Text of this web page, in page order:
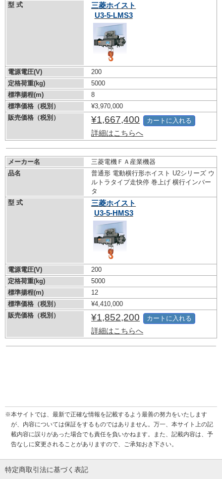
型 式
三菱ホイスト
U3-5-LMS3
電源電圧(V)
200
定格荷重(kg)
5000
標準揚程(m)
8
標準価格（税別）
¥3,970,000
販売価格（税別）
¥1,667,400
詳細はこちらへ
カートに入れる
メーカー名
三菱電機ＦＡ産業機器
品名
普通形 電動横行形ホイスト U2シリーズ ウ
ルトラタイプ走快停 巻上げ 横行インバー
タ
型 式
三菱ホイスト
U3-5-HMS3
電源電圧(V)
200
定格荷重(kg)
5000
標準揚程(m)
12
標準価格（税別）
¥4,410,000
販売価格（税別）
¥1,852,200
詳細はこちらへ
カートに入れる
※本サイトでは、最新で正確な情報を記載するよう最善の努力をいたします
が、内容については保証をするものではありません。万一、本サイト上の記
載内容に誤りがあった場合でも責任を負いかねます。また、記載内容は、予
告なしに変更されることがありますので、ご承知おき下さい。
特定商取引法に基づく表記